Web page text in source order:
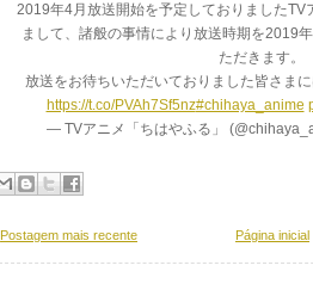
2019年4月放送開始を予定しておりましたTV
まして、諸般の事情により放送時期を2019
ただきます。
放送をお待ちいただいておりました皆さま
https://t.co/PVAh7Sf5nz#chihaya_anime
— TVアニメ「ちはやふる」
Postagem mais recente Página inicial